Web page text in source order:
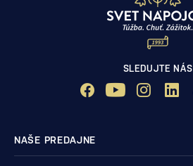
SLEDUJTE NÁS
NAŠE PREDAJNE